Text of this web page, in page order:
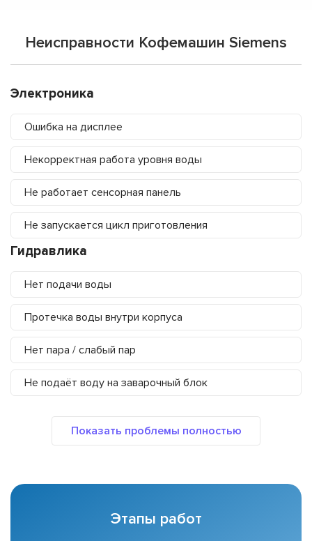
Неисправности Кофемашин Siemens
Электроника
Ошибка на дисплее
Некорректная работа уровня воды
Не работает сенсорная панель
Не запускается цикл приготовления
Гидравлика
Нет подачи воды
Протечка воды внутри корпуса
Нет пара / слабый пар
Не подаёт воду на заварочный блок
Этапы работ